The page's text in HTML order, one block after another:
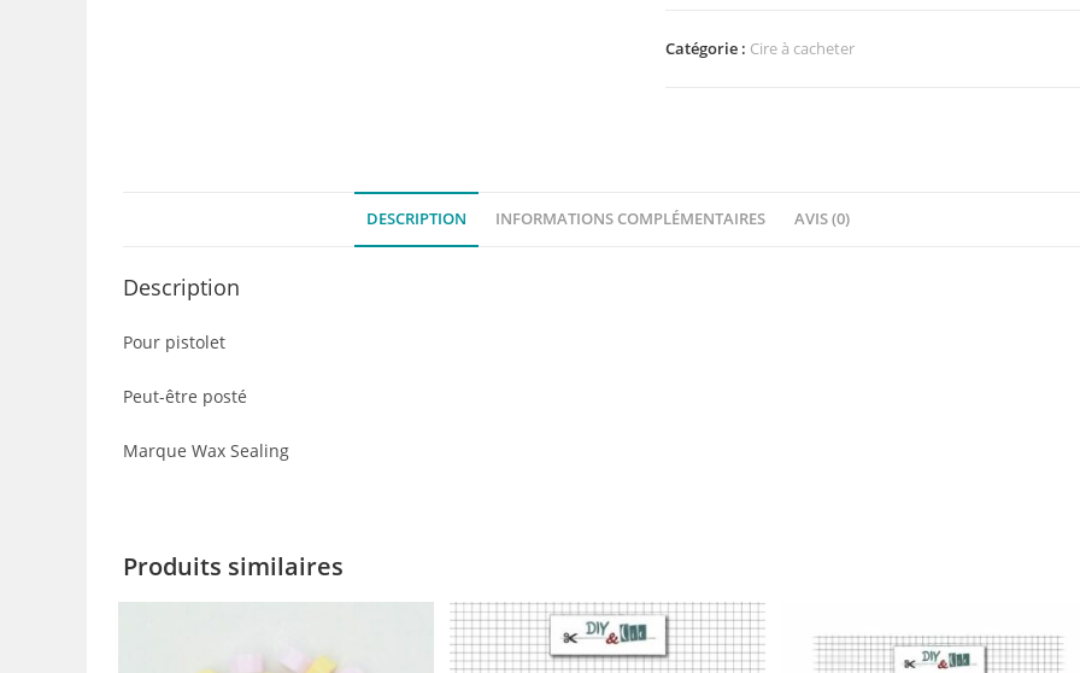
Bâtonnets
Catégorie : Cire à cacheter
DESCRIPTION INFORMATIONS COMPLÉMENTAIRES AVIS (0)
Description
Pour pistolet
Peut-être posté
Marque Wax Sealing
Produits similaires